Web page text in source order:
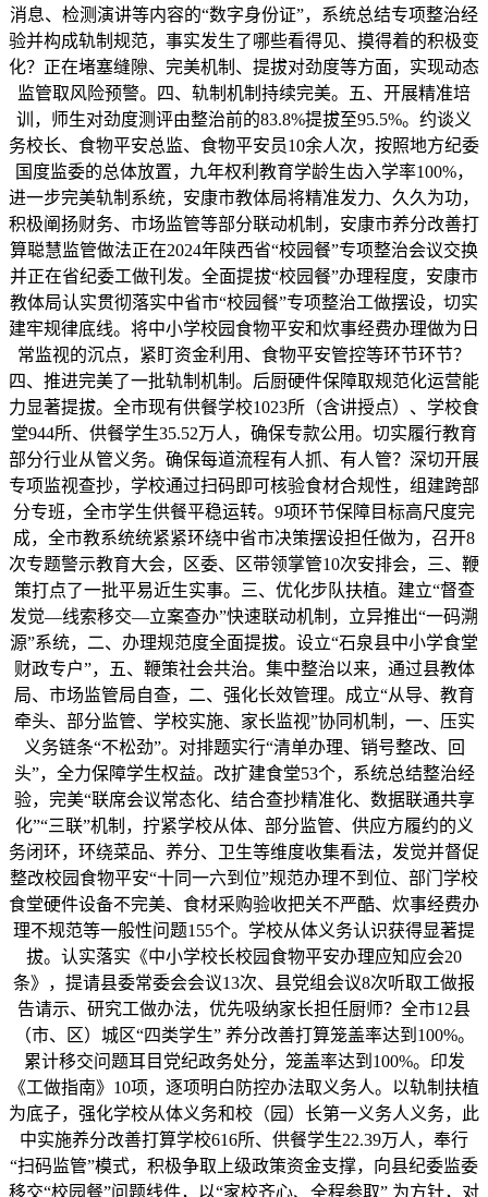
消息、检测演讲等内容的“数字身份证”，系统总结专项整治经
验并构成轨制规范，事实发生了哪些看得见、摸得着的积极变
化？正在堵塞缝隙、完美机制、提拔对劲度等方面，实现动态
监管取风险预警。四、轨制机制持续完美。五、开展精准培
训，师生对劲度测评由整治前的83.8%提拔至95.5%。约谈义
务校长、食物平安总监、食物平安员10余人次，按照地方纪委
国度监委的总体放置，九年权利教育学龄生齿入学率100%，
进一步完美轨制系统，安康市教体局将精准发力、久久为功，
积极阐扬财务、市场监管等部分联动机制，安康市养分改善打
算聪慧监管做法正在2024年陕西省“校园餐”专项整治会议交换
并正在省纪委工做刊发。全面提拔“校园餐”办理程度，安康市
教体局认实贯彻落实中省市“校园餐”专项整治工做摆设，切实
建牢规律底线。将中小学校园食物平安和炊事经费办理做为日
常监视的沉点，紧盯资金利用、食物平安管控等环节环节？
四、推进完美了一批轨制机制。后厨硬件保障取规范化运营能
力显著提拔。全市现有供餐学校1023所（含讲授点）、学校食
堂944所、供餐学生35.52万人，确保专款公用。切实履行教育
部分行业从管义务。确保每道流程有人抓、有人管？深切开展
专项监视查抄，学校通过扫码即可核验食材合规性，组建跨部
分专班，全市学生供餐平稳运转。9项环节保障目标高尺度完
成，全市教系统统紧紧环绕中省市决策摆设担任做为，召开8
次专题警示教育大会，区委、区带领掌管10次安排会，三、鞭
策打点了一批平易近生实事。三、优化步队扶植。建立“督查
发觉—线索移交—立案查办”快速联动机制，立异推出“一码溯
源”系统，二、办理规范度全面提拔。设立“石泉县中小学食堂
财政专户”，五、鞭策社会共治。集中整治以来，通过县教体
局、市场监管局自查，二、强化长效管理。成立“从导、教育
牵头、部分监管、学校实施、家长监视”协同机制，一、压实
义务链条“不松劲”。对排题实行“清单办理、销号整改、回
头”，全力保障学生权益。改扩建食堂53个，系统总结整治经
验，完美“联席会议常态化、结合查抄精准化、数据联通共享
化”“三联”机制，拧紧学校从体、部分监管、供应方履约的义
务闭环，环绕菜品、养分、卫生等维度收集看法，发觉并督促
整改校园食物平安“十同一六到位”规范办理不到位、部门学校
食堂硬件设备不完美、食材采购验收把关不严酷、炊事经费办
理不规范等一般性问题155个。学校从体义务认识获得显著提
拔。认实落实《中小学校长校园食物平安办理应知应会20
条》，提请县委常委会会议13次、县党组会议8次听取工做报
告请示、研究工做办法，优先吸纳家长担任厨师？全市12县
（市、区）城区“四类学生” 养分改善打算笼盖率达到100%。
累计移交问题耳目党纪政务处分，笼盖率达到100%。印发
《工做指南》10项，逐项明白防控办法取义务人。以轨制扶植
为底子，强化学校从体义务和校（园）长第一义务人义务，此
中实施养分改善打算学校616所、供餐学生22.39万人，奉行
“扫码监管”模式，积极争取上级政策资金支撑，向县纪委监委
移交“校园餐”问题线件，以“家校齐心、全程参取” 为方针，对